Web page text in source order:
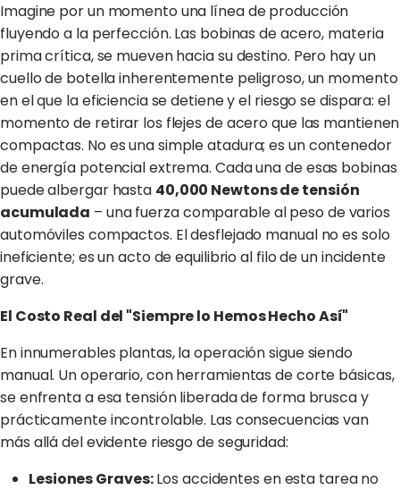
Imagine por un momento una línea de producción
fluyendo a la perfección. Las bobinas de acero, materia
prima crítica, se mueven hacia su destino. Pero hay un
cuello de botella inherentemente peligroso, un momento
en el que la eficiencia se detiene y el riesgo se dispara: el
momento de retirar los flejes de acero que las mantienen
compactas. No es una simple atadura; es un contenedor
de energía potencial extrema. Cada una de esas bobinas
puede albergar hasta 40,000 Newtons de tensión
acumulada – una fuerza comparable al peso de varios
automóviles compactos. El desflejado manual no es solo
ineficiente; es un acto de equilibrio al filo de un incidente
grave.
El Costo Real del "Siempre lo Hemos Hecho Así"
En innumerables plantas, la operación sigue siendo
manual. Un operario, con herramientas de corte básicas,
se enfrenta a esa tensión liberada de forma brusca y
prácticamente incontrolable. Las consecuencias van
más allá del evidente riesgo de seguridad:
Lesiones Graves:Los accidentes en esta tarea no